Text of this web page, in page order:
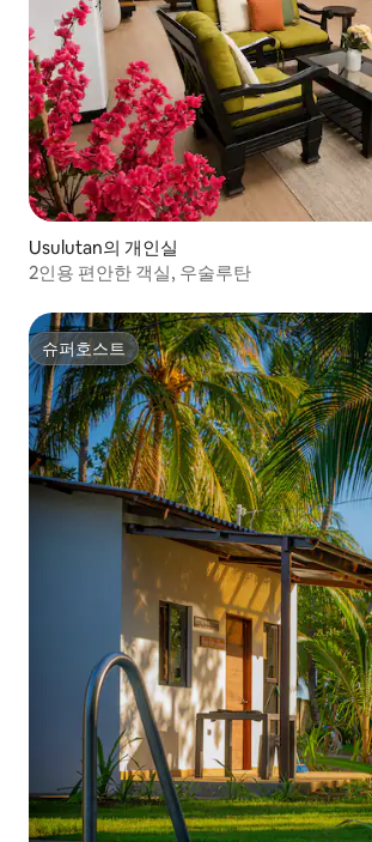
Usulutan의 개인실
2인용 편안한 객실, 우술루탄
슈퍼호스트
슈퍼호스트